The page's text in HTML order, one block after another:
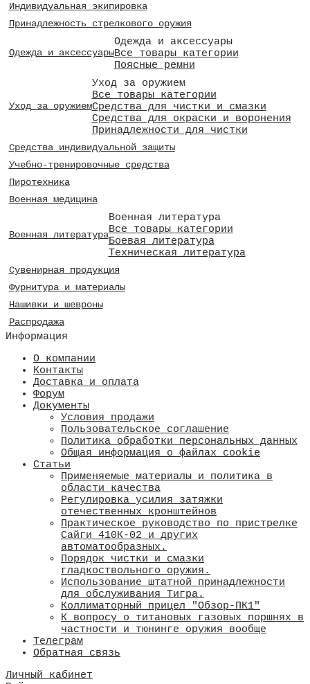
Индивидуальная экипировка
Принадлежность стрелкового оружия
Одежда и аксессуары
Одежда и аксессуары
Все товары категории
Поясные ремни
Уход за оружием
Уход за оружием
Все товары категории
Средства для чистки и смазки
Средства для окраски и воронения
Принадлежности для чистки
Средства индивидуальной защиты
Учебно-тренировочные средства
Пиротехника
Военная медицина
Военная литература
Военная литература
Все товары категории
Боевая литература
Техническая литература
Сувенирная продукция
Фурнитура и материалы
Нашивки и шевроны
Распродажа
Информация
О компании
Контакты
Доставка и оплата
Форум
Документы
Условия продажи
Пользовательское соглашение
Политика обработки персональных данных
Общая информация о файлах cookie
Статьи
Применяемые материалы и политика в
области качества
​Регулировка усилия затяжки
отечественных кронштейнов
Практическое руководство по пристрелке
Сайги 410К-02 и других
автоматообразных.
Порядок чистки и смазки
гладкоствольного оружия.
Использование штатной принадлежности
для обслуживания Тигра.
Коллиматорный прицел "Обзор-ПК1"
К вопросу о титановых газовых поршнях в
частности и тюнинге оружия вообще
Телеграм
Обратная связь
Личный кабинет